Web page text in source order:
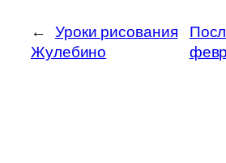
←
Уроки рисования
Жулебино